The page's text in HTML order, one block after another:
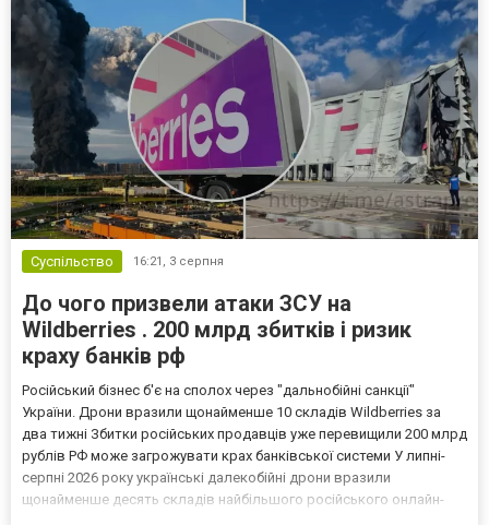
Суспільство 16:21, 3 серпня
До чого призвели атаки ЗСУ на
Wildberries . 200 млрд збитків і ризик
краху банків рф
Російський бізнес б'є на сполох через "дальнобійні санкції"
України. Дрони вразили щонайменше 10 складів Wildberries за
два тижні Збитки російських продавців уже перевищили 200 млрд
рублів РФ може загрожувати крах банківської системи У липні-
серпні 2026 року українські далекобійні дрони вразили
щонайменше десять складів найбільшого російського онлайн-